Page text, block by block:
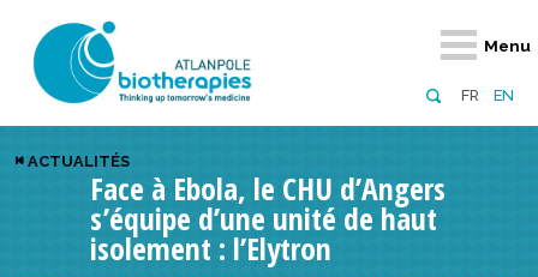
FR EN
Menu
Retour
À propos
Présentation du pôle
Domaines d’excellence
Retour
Retour
Notre réseau
Membres du pôle
Partenaires
Réseau européen
Retour
Actus, événements, AAP
Actualités
Événements
Appels à projets
Retour
régionaux
nationaux
Retour
Notre offre
Diversifiez votre réseau
Visez l’international
Développez vos projets d’innovation
Retour
Nous rejoindre
En tant qu’adhérent
En tant que partenaire
Retour
Emploi
Offres d’emploi
Candidatures
ACTUALITÉS
Face à Ebola, le CHU d’Angers
s’équipe d’une unité de haut
isolement : l’Elytron